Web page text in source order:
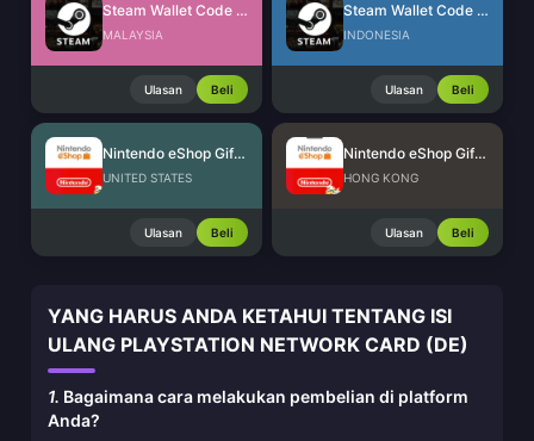
Steam Wallet Code (MYR)
MALAYSIA
Ulasan Beli
Steam Wallet Code (IDR)
INDONESIA
Ulasan Beli
Nintendo eShop Gift Card (US)
UNITED STATES
Ulasan Beli
Nintendo eShop Gift Card (HK)
HONG KONG
Ulasan Beli
YANG HARUS ANDA KETAHUI TENTANG ISI
ULANG PLAYSTATION NETWORK CARD (DE)
1. Bagaimana cara melakukan pembelian di platform
Anda?